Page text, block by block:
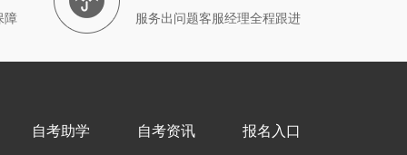
障 服务出问题客服经理全程跟进
自考助学 自考资讯 报名入口